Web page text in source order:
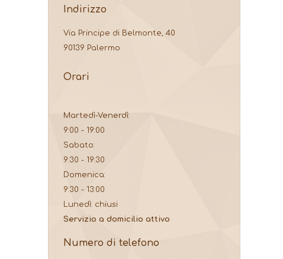
Indirizzo
Via Principe di Belmonte, 40
90139 Palermo
Orari
Martedì-Venerdì:
9:00 - 19:00
Sabato:
9:30 - 19:30
Domenica:
9:30 - 13:00
Lunedì: chiusi
Servizio a domicilio attivo
Numero di telefono